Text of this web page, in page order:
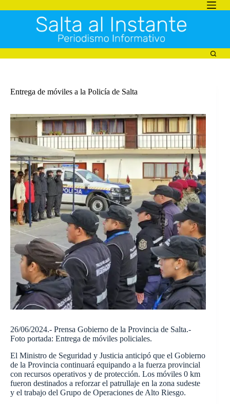
al
Entrega de móviles a la Policía de Salta
26/06/2024.- Prensa Gobierno de la Provincia de Salta.-
Foto portada: Entrega de móviles policiales.
El Ministro de Seguridad y Justicia anticipó que el Gobierno
de la Provincia continuará equipando a la fuerza provincial
con recursos operativos y de protección. Los móviles 0 km
fueron destinados a reforzar el patrullaje en la zona sudeste
y el trabajo del Grupo de Operaciones de Alto Riesgo.